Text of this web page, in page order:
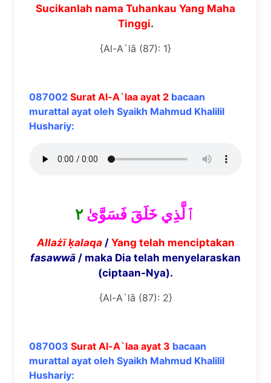
Sucikanlah nama Tuhankau Yang Maha
Tinggi.
{Al-A`lā (87): 1}
087002 Surat Al-A`laa ayat 2 bacaan
murattal ayat oleh Syaikh Mahmud Khalilil
Hushariy:
ٱلَّذِي خَلَقَ فَسَوَّىٰ٢
Allażī ḳalaqa/ Yang telah menciptakan
fasawwā / maka Dia telah menyelaraskan
(ciptaan-Nya).
{Al-A`lā (87): 2}
087003 Surat Al-A`laa ayat 3 bacaan
murattal ayat oleh Syaikh Mahmud Khalilil
Hushariy: